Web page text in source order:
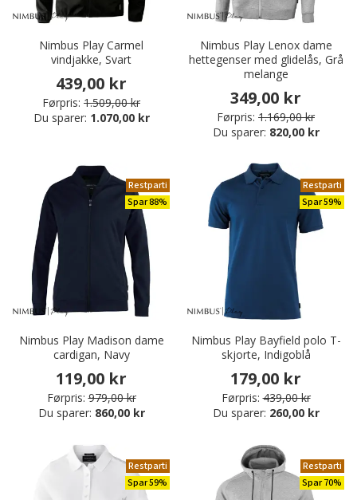
Nimbus Play Carmel
vindjakke, Svart
439,00 kr
Førpris: 1.509,00 kr
Du sparer: 1.070,00 kr
Nimbus Play Lenox dame
hettegenser med glidelås, Grå
melange
349,00 kr
Førpris: 1.169,00 kr
Du sparer: 820,00 kr
Restparti
Spar 88%
Nimbus Play Madison dame
cardigan, Navy
119,00 kr
Førpris: 979,00 kr
Du sparer: 860,00 kr
Restparti
Spar 59%
Nimbus Play Bayfield polo T-
skjorte, Indigoblå
179,00 kr
Førpris: 439,00 kr
Du sparer: 260,00 kr
Restparti
Spar 59%
Restparti
Spar 70%